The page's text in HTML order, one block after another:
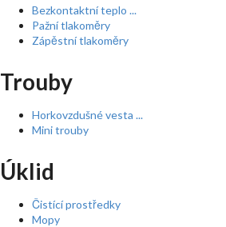
Bezkontaktní teplo ...
Pažní tlakoměry
Zápěstní tlakoměry
Trouby
Horkovzdušné vesta ...
Mini trouby
Úklid
Čistící prostředky
Mopy